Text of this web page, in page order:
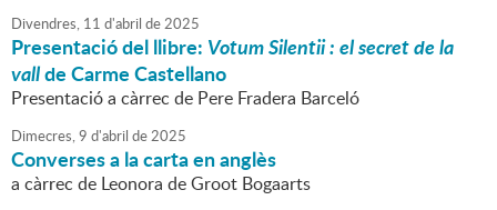
Divendres, 11 d'abril de2025
Presentació del llibre: Votum Silentii : el secret de la
vallde Carme Castellano
Presentació a càrrec de Pere Fradera Barceló
Dimecres,9 d'abril de2025
Converses a la carta en anglès
a càrrec de Leonora de Groot Bogaarts